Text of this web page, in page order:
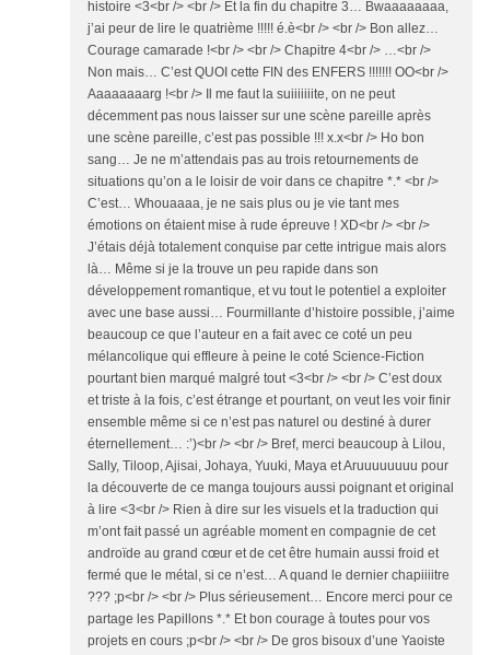
histoire <3<br /> <br /> Et la fin du chapitre 3… Bwaaaaaaaa,
j’ai peur de lire le quatrième !!!!! é.è<br /> <br /> Bon allez…
Courage camarade !<br /> <br /> Chapitre 4<br /> …<br />
Non mais… C’est QUOI cette FIN des ENFERS !!!!!!! OO<br />
Aaaaaaaarg !<br /> Il me faut la suiiiiiiite, on ne peut
décemment pas nous laisser sur une scène pareille après
une scène pareille, c’est pas possible !!! x.x<br /> Ho bon
sang… Je ne m’attendais pas au trois retournements de
situations qu’on a le loisir de voir dans ce chapitre *.* <br />
C’est… Whouaaaa, je ne sais plus ou je vie tant mes
émotions on étaient mise à rude épreuve ! XD<br /> <br />
J’étais déjà totalement conquise par cette intrigue mais alors
là… Même si je la trouve un peu rapide dans son
développement romantique, et vu tout le potentiel a exploiter
avec une base aussi… Fourmillante d’histoire possible, j’aime
beaucoup ce que l’auteur en a fait avec ce coté un peu
mélancolique qui effleure à peine le coté Science-Fiction
pourtant bien marqué malgré tout <3<br /> <br /> C’est doux
et triste à la fois, c’est étrange et pourtant, on veut les voir finir
ensemble même si ce n’est pas naturel ou destiné à durer
éternellement… :’)<br /> <br /> Bref, merci beaucoup à Lilou,
Sally, Tiloop, Ajisai, Johaya, Yuuki, Maya et Aruuuuuuuu pour
la découverte de ce manga toujours aussi poignant et original
à lire <3<br /> Rien à dire sur les visuels et la traduction qui
m’ont fait passé un agréable moment en compagnie de cet
androïde au grand cœur et de cet être humain aussi froid et
fermé que le métal, si ce n’est… A quand le dernier chapiiiitre
??? ;p<br /> <br /> Plus sérieusement… Encore merci pour ce
partage les Papillons *.* Et bon courage à toutes pour vos
projets en cours ;p<br /> <br /> De gros bisoux d’une Yaoiste